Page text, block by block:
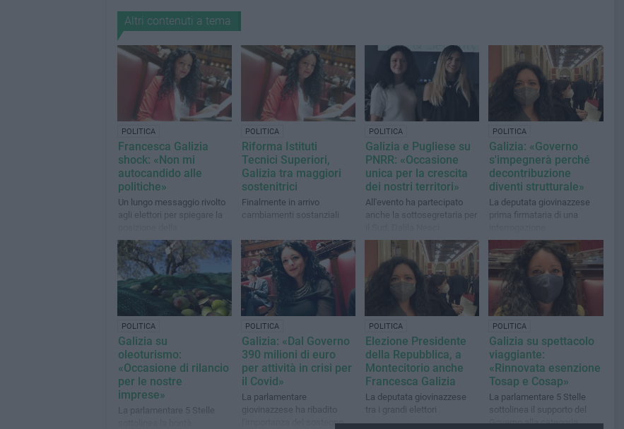
Altri contenuti a tema
POLITICA
Francesca Galizia
shock: «Non mi
autocandido alle
politiche»
Un lungo messaggio rivolto
agli elettori per spiegare la
parlamentare giovinazzese
POLITICA
Riforma Istituti
Tecnici Superiori,
Galizia tra maggiori
sostenitrici
Finalmente in arrivo
cambiamenti sostanziali
POLITICA
Galizia e Pugliese su
PNRR: «Occasione
unica per la crescita
dei nostri territori»
All'evento ha partecipato
anche la sottosegretaria per
POLITICA
Galizia: «Governo
s'impegnerà perché
decontribuzione
diventi strutturale»
La deputata giovinazzese
prima firmataria di una
POLITICA
Galizia su
oleoturismo:
«Occasione di rilancio
per le nostre
imprese»
La parlamentare 5 Stelle
POLITICA
Galizia: «Dal Governo
390 milioni di euro
per attività in crisi per
il Covid»
La parlamentare
giovinazzese ha ribadito
l'importanza del sostegno
POLITICA
Elezione Presidente
della Repubblica, a
Montecitorio anche
Francesca Galizia
La deputata giovinazzese
tra i grandi elettori
POLITICA
Galizia su spettacolo
viaggiante:
«Rinnovata esenzione
Tosap e Cosap»
La parlamentare 5 Stelle
sottolinea il supporto del
Governo alla categoria